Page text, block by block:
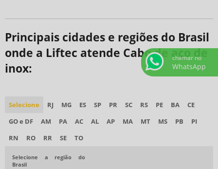
Principais cidades e regiões do Brasil
onde a Liftec atende Cabo de aço de
inox:
Selecione RJ MG ES SP PR SC RS PE BA
CE
GO e DF
AM PA AC AL AP MA MT MS PB
PI
RN
RO RR SE TO
Selecione a região do
Brasil
chamar no
WhatsApp